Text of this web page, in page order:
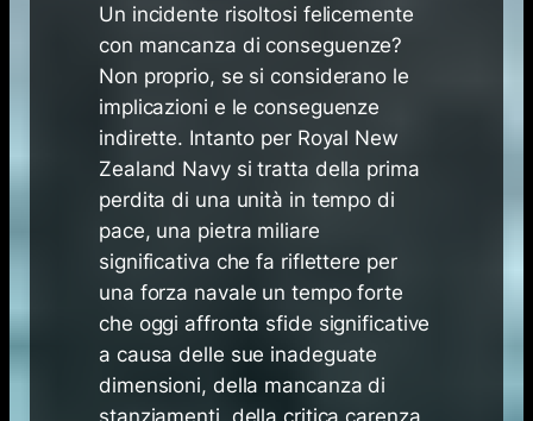
Un incidente risoltosi felicemente
con mancanza di conseguenze?
Non proprio, se si considerano le
implicazioni e le conseguenze
indirette. Intanto per Royal New
Zealand Navy si tratta della prima
perdita di una unità in tempo di
pace, una pietra miliare
significativa che fa riflettere per
una forza navale un tempo forte
che oggi affronta sfide significative
a causa delle sue inadeguate
dimensioni, della mancanza di
stanziamenti, della critica carenza